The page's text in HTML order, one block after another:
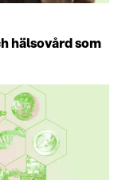
hälsovård som